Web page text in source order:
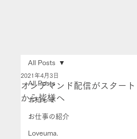
All Posts
お知らせ
お仕事の紹介
Loveuma.
All Posts
オンデマンド配信がスター
から皆様へ
2021年4月3日